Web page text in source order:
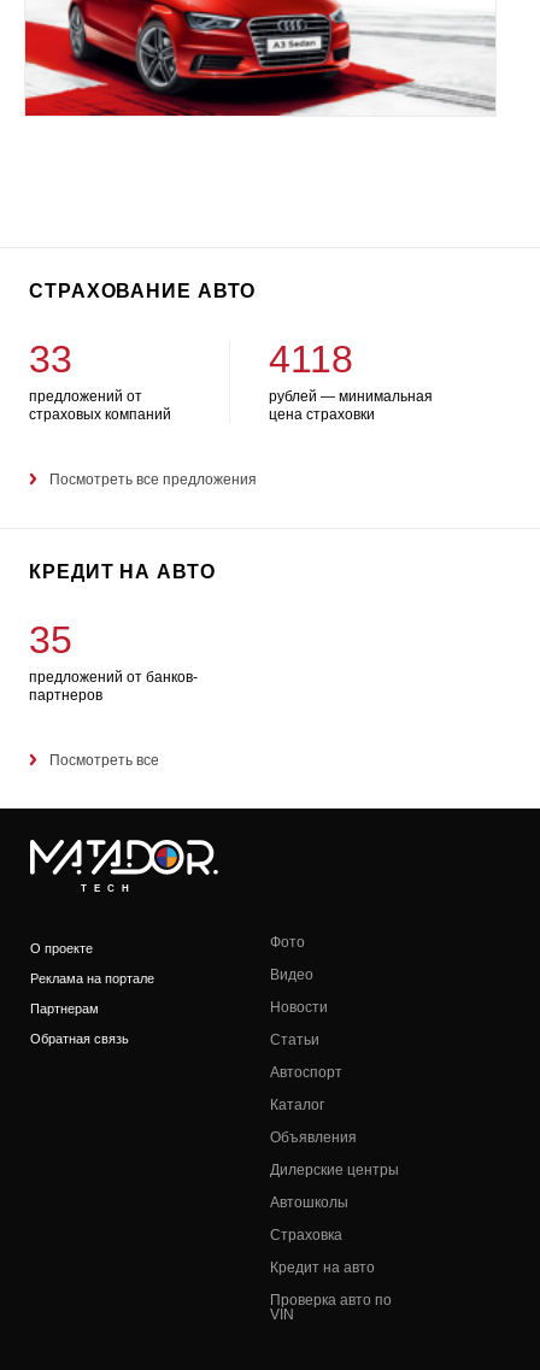
СТРАХОВАНИЕ АВТО
33
предложений от
страховых компаний
4118
рублей — минимальная
цена страховки
Посмотреть все предложения
КРЕДИТ НА АВТО
35
предложений от банков-
партнеров
Посмотреть все
TECH
О проекте
Реклама на портале
Партнерам
Обратная связь
Фото
Видео
Новости
Статьи
Автоспорт
Каталог
Объявления
Дилерские центры
Автошколы
Страховка
Кредит на авто
Проверка авто по
VIN